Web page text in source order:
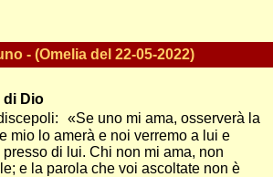
- (Omelia del 22-05-2022)
di Dio
«Se uno mi ama, osserverà la
mio lo amerà e noi verremo a lui e
di lui. Chi non mi ama, non
e la parola che voi ascoltate non è